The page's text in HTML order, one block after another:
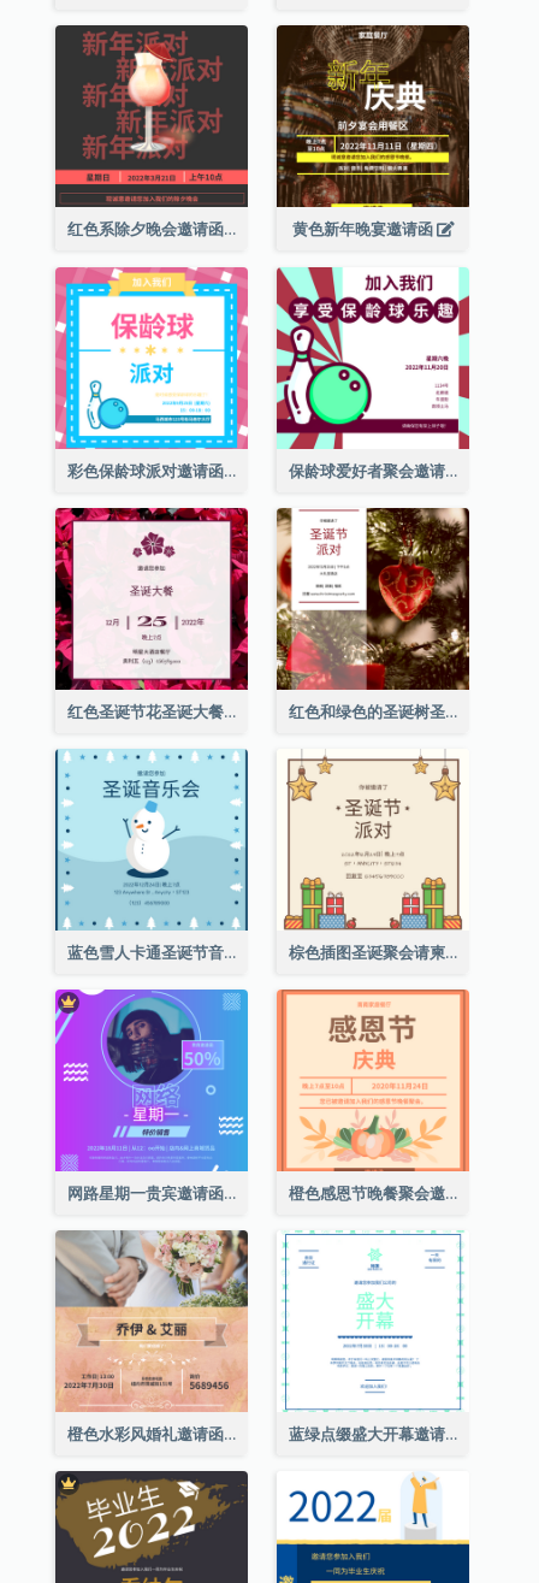
红色系除夕晚会邀请函 黄色新年晚宴邀请函
彩色保龄球派对邀请函 保龄球爱好者聚会邀请函
红色圣诞节花圣诞大餐请柬 红色和绿色的圣诞树圣诞派对邀请函
蓝色雪人卡通圣诞节音乐会邀请 棕色插图圣诞聚会请柬
网路星期一贵宾邀请函 橙色感恩节晚餐聚会邀请函
橙色水彩风婚礼邀请函 蓝绿点缀盛大开幕邀请函